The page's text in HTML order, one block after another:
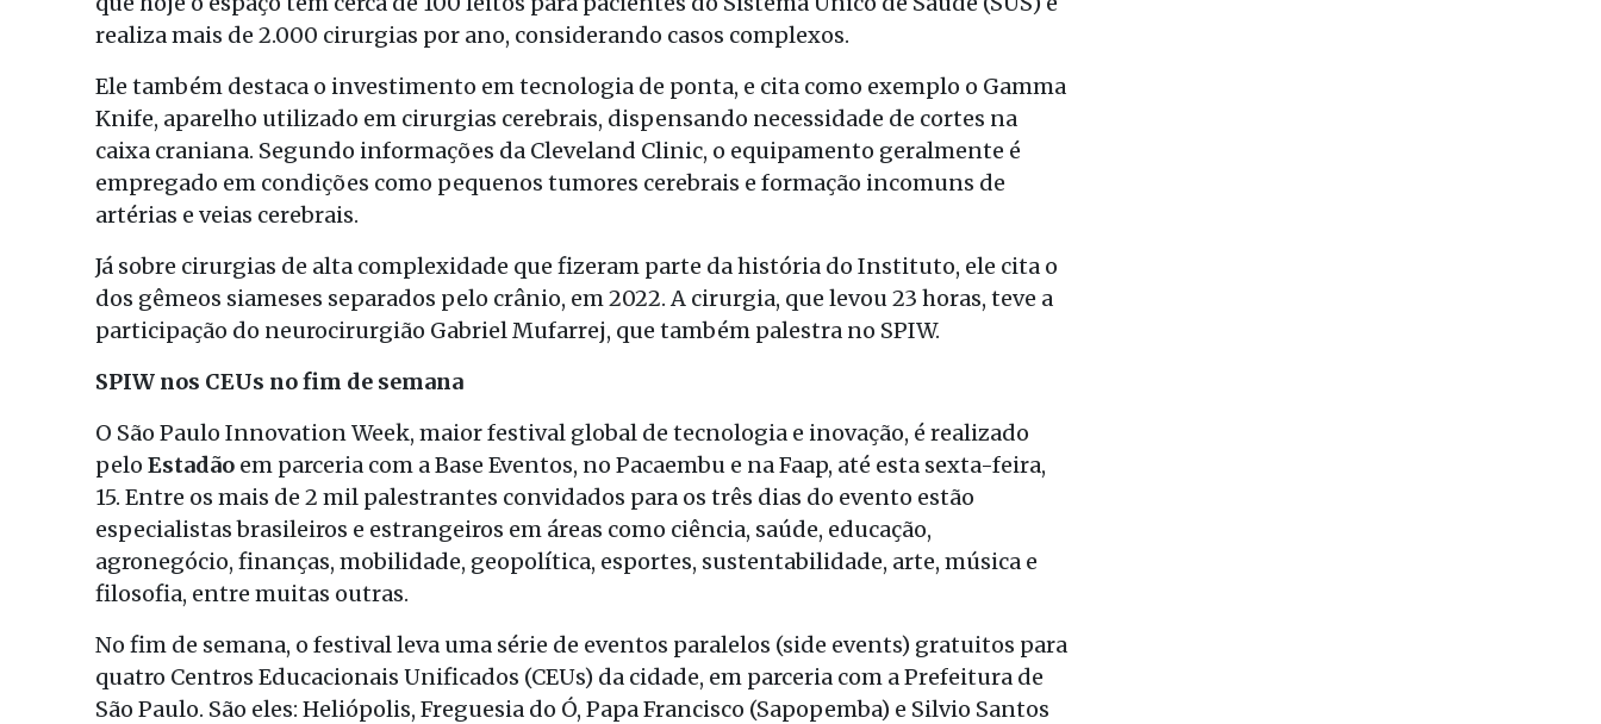
realiza mais de 2.000 cirurgias por ano, considerando casos complexos.
Ele também destaca o investimento em tecnologia de ponta, e cita como exemplo o Gamma
Knife, aparelho utilizado em cirurgias cerebrais, dispensando necessidade de cortes na
caixa craniana. Segundo informações da Cleveland Clinic, o equipamento geralmente é
empregado em condições como pequenos tumores cerebrais e formação incomuns de
artérias e veias cerebrais.
Já sobre cirurgias de alta complexidade que fizeram parte da história do Instituto, ele cita o
dos gêmeos siameses separados pelo crânio, em 2022. A cirurgia, que levou 23 horas, teve a
participação do neurocirurgião Gabriel Mufarrej, que também palestra no SPIW.
SPIW nos CEUs no fim de semana
O São Paulo Innovation Week, maior festival global de tecnologia e inovação, é realizado
pelo Estadão em parceria com a Base Eventos, no Pacaembu e na Faap, até esta sexta-feira,
15. Entre os mais de 2 mil palestrantes convidados para os três dias do evento estão
especialistas brasileiros e estrangeiros em áreas como ciência, saúde, educação,
agronegócio, finanças, mobilidade, geopolítica, esportes, sustentabilidade, arte, música e
filosofia, entre muitas outras.
No fim de semana, o festival leva uma série de eventos paralelos (side events) gratuitos para
quatro Centros Educacionais Unificados (CEUs) da cidade, em parceria com a Prefeitura de
São Paulo. São eles: Heliópolis, Freguesia do Ó, Papa Francisco (Sapopemba) e Silvio Santos